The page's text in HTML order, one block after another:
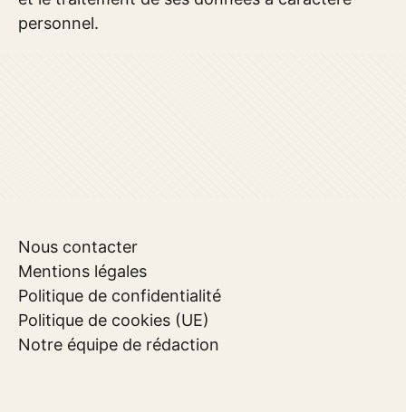
personnel.
Nous contacter
Mentions légales
Politique de confidentialité
Politique de cookies (UE)
Notre équipe de rédaction